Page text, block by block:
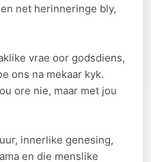
net herinneringe bly,
vrae oor godsdiens,
ons na mekaar kyk.
ore nie, maar met jou
innerlike genesing,
en die menslike